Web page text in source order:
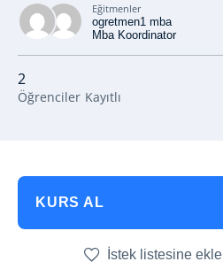
Eğitmenler
ogretmen1 mba
Mba Koordinator
2
Öğrenciler Kayıtlı
KURS AL
İstek listesine ekle